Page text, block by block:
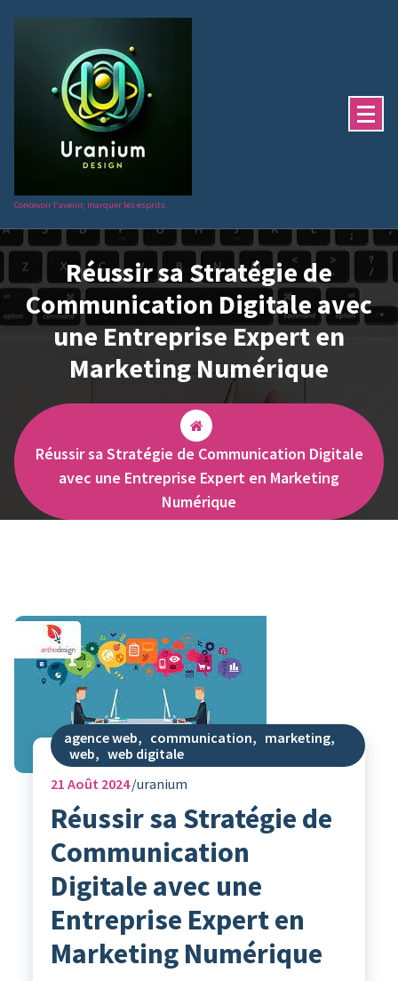
Concevoir l'avenir, marquer les esprits.
Réussir sa Stratégie de
Communication Digitale avec
une Entreprise Expert en
Marketing Numérique
Réussir sa Stratégie de Communication Digitale
avec une Entreprise Expert en Marketing
Numérique
agence web, communication, marketing,
web, web digitale
21 Août 2024 uranium
Réussir sa Stratégie de
Communication
Digitale avec une
Entreprise Expert en
Marketing Numérique